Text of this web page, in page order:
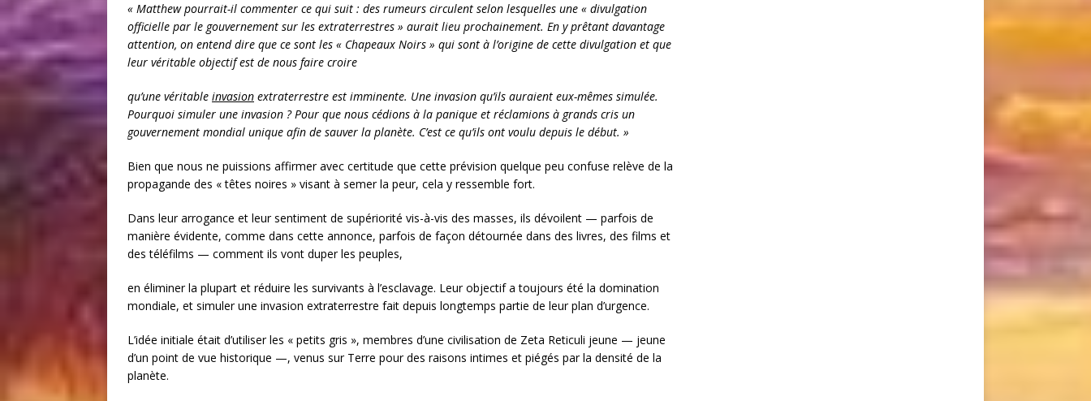
« Matthew pourrait-il commenter ce qui suit : des rumeurs circulent selon lesquelles une « divulgation
officielle par le gouvernement sur les extraterrestres » aurait lieu prochainement. En y prêtant davantage
attention, on entend dire que ce sont les « Chapeaux Noirs » qui sont à l’origine de cette divulgation et que
leur véritable objectif est de nous faire croire
qu’une véritable invasion extraterrestre est imminente. Une invasion qu’ils auraient eux-mêmes simulée.
Pourquoi simuler une invasion ? Pour que nous cédions à la panique et réclamions à grands cris un
gouvernement mondial unique afin de sauver la planète. C’est ce qu’ils ont voulu depuis le début. »
Bien que nous ne puissions affirmer avec certitude que cette prévision quelque peu confuse relève de la
propagande des « têtes noires » visant à semer la peur, cela y ressemble fort.
Dans leur arrogance et leur sentiment de supériorité vis-à-vis des masses, ils dévoilent — parfois de
manière évidente, comme dans cette annonce, parfois de façon détournée dans des livres, des films et
des téléfilms — comment ils vont duper les peuples,
en éliminer la plupart et réduire les survivants à l’esclavage. Leur objectif a toujours été la domination
mondiale, et simuler une invasion extraterrestre fait depuis longtemps partie de leur plan d’urgence.
L’idée initiale était d’utiliser les « petits gris », membres d’une civilisation de Zeta Reticuli jeune — jeune
d’un point de vue historique —, venus sur Terre pour des raisons intimes et piégés par la densité de la
planète.